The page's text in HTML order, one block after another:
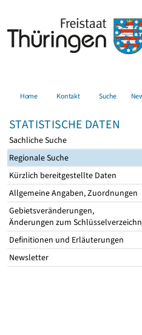
Home Kontakt Suche
STATISTISCHE DATEN
Sachliche Suche
Regionale Suche
Kürzlich bereitgestellte Daten
Allgemeine Angaben, Zuordnungen
Gebietsveränderungen,
Änderungen zum
Definitionen und Erläuterungen
Newsletter